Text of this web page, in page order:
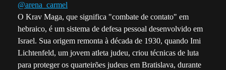
@arena_carmel
O Krav Maga, que significa "combate de contato" em
hebraico, é um sistema de defesa pessoal desenvolvido em
Israel. Sua origem remonta à década de 1930, quando Imi
Lichtenfeld, um jovem atleta judeu, criou técnicas de luta
para proteger os quarteirões judeus em Bratislava, durante